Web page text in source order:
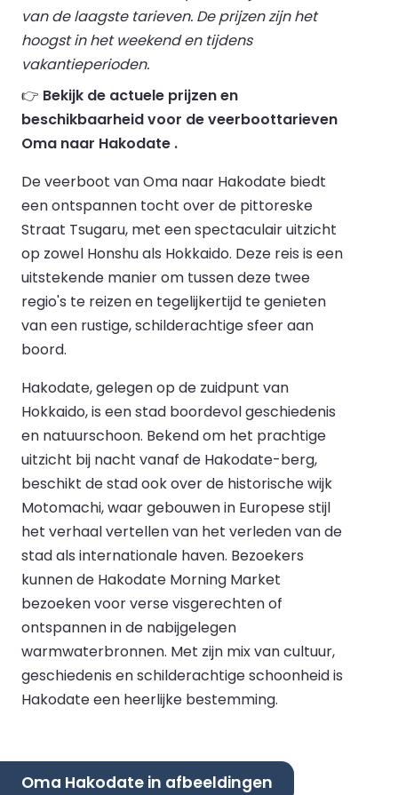
van de laagste tarieven. De prijzen zijn het
hoogst in het weekend en tijdens
vakantieperioden.
👉 Bekijk de actuele prijzen en
beschikbaarheid voor de veerboottarieven
Oma naar Hakodate .
De veerboot van Oma naar Hakodate biedt
een ontspannen tocht over de pittoreske
Straat Tsugaru, met een spectaculair uitzicht
op zowel Honshu als Hokkaido. Deze reis is een
uitstekende manier om tussen deze twee
regio's te reizen en tegelijkertijd te genieten
van een rustige, schilderachtige sfeer aan
boord.
Hakodate, gelegen op de zuidpunt van
Hokkaido, is een stad boordevol geschiedenis
en natuurschoon. Bekend om het prachtige
uitzicht bij nacht vanaf de Hakodate-berg,
beschikt de stad ook over de historische wijk
Motomachi, waar gebouwen in Europese stijl
het verhaal vertellen van het verleden van de
stad als internationale haven. Bezoekers
kunnen de Hakodate Morning Market
bezoeken voor verse visgerechten of
ontspannen in de nabijgelegen
warmwaterbronnen. Met zijn mix van cultuur,
geschiedenis en schilderachtige schoonheid is
Hakodate een heerlijke bestemming.
Oma Hakodate in afbeeldingen